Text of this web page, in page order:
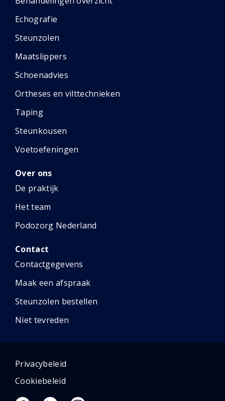
Echografie
Steunzolen
Maatslippers
Schoenadvies
Ortheses en vilttechnieken
Taping
Steunkousen
Voetoefeningen
Over ons
De praktijk
Het team
Podozorg Nederland
Contact
Contactgegevens
Maak een afspraak
Steunzolen bestellen
Niet tevreden
Privacybeleid
Cookiebeleid